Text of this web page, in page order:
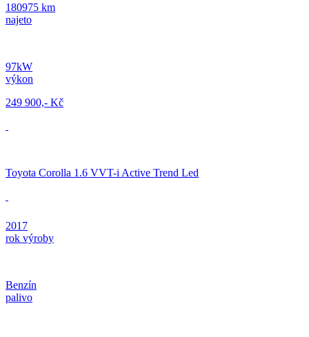
180975 km
najeto
97kW
výkon
249 900,- Kč
Toyota Corolla 1.6 VVT-i Active Trend Led
2017
rok výroby
Benzín
palivo